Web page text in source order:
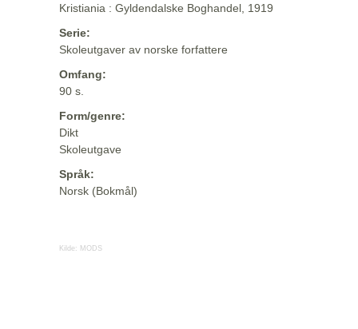
Kristiania : Gyldendalske Boghandel, 1919
Serie:
Skoleutgaver av norske forfattere
Omfang:
90 s.
Form/genre:
Dikt
Skoleutgave
Språk:
Norsk (Bokmål)
Kilde: MODS